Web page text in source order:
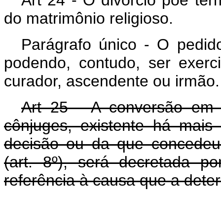
do matrimônio religioso.
Parágrafo único - O
podendo, contudo, ser
curador, ascendente ou irmão.
Art 25 - A conversão em
cônjuges, existente há
decisão ou da que
(art. 8º), será decretada
referência à causa que a